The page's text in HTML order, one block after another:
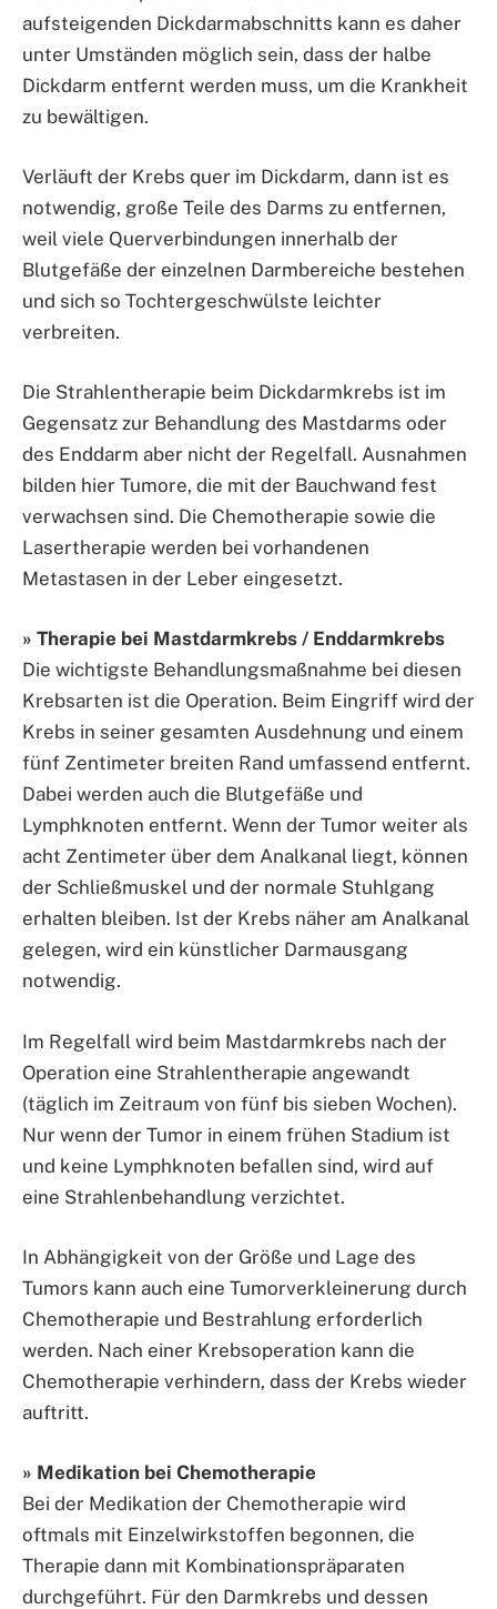
aufsteigenden Dickdarmabschnitts kann es daher
unter Umständen möglich sein, dass der halbe
Dickdarm entfernt werden muss, um die Krankheit
zu bewältigen.
Verläuft der Krebs quer im Dickdarm, dann ist es
notwendig, große Teile des Darms zu entfernen,
weil viele Querverbindungen innerhalb der
Blutgefäße der einzelnen Darmbereiche bestehen
und sich so Tochtergeschwülste leichter
verbreiten.
Die Strahlentherapie beim Dickdarmkrebs ist im
Gegensatz zur Behandlung des Mastdarms oder
des Enddarm aber nicht der Regelfall. Ausnahmen
bilden hier Tumore, die mit der Bauchwand fest
verwachsen sind. Die Chemotherapie sowie die
Lasertherapie werden bei vorhandenen
Metastasen in der Leber eingesetzt.
» Therapie bei Mastdarmkrebs / Enddarmkrebs
Die wichtigste Behandlungsmaßnahme bei diesen
Krebsarten ist die Operation. Beim Eingriff wird der
Krebs in seiner gesamten Ausdehnung und einem
fünf Zentimeter breiten Rand umfassend entfernt.
Dabei werden auch die Blutgefäße und
Lymphknoten entfernt. Wenn der Tumor weiter als
acht Zentimeter über dem Analkanal liegt, können
der Schließmuskel und der normale Stuhlgang
erhalten bleiben. Ist der Krebs näher am Analkanal
gelegen, wird ein künstlicher Darmausgang
notwendig.
Im Regelfall wird beim Mastdarmkrebs nach der
Operation eine Strahlentherapie angewandt
(täglich im Zeitraum von fünf bis sieben Wochen).
Nur wenn der Tumor in einem frühen Stadium ist
und keine Lymphknoten befallen sind, wird auf
eine Strahlenbehandlung verzichtet.
In Abhängigkeit von der Größe und Lage des
Tumors kann auch eine Tumorverkleinerung durch
Chemotherapie und Bestrahlung erforderlich
werden. Nach einer Krebsoperation kann die
Chemotherapie verhindern, dass der Krebs wieder
auftritt.
» Medikation bei Chemotherapie
Bei der Medikation der Chemotherapie wird
oftmals mit Einzelwirkstoffen begonnen, die
Therapie dann mit Kombinationspräparaten
durchgeführt. Für den Darmkrebs und dessen